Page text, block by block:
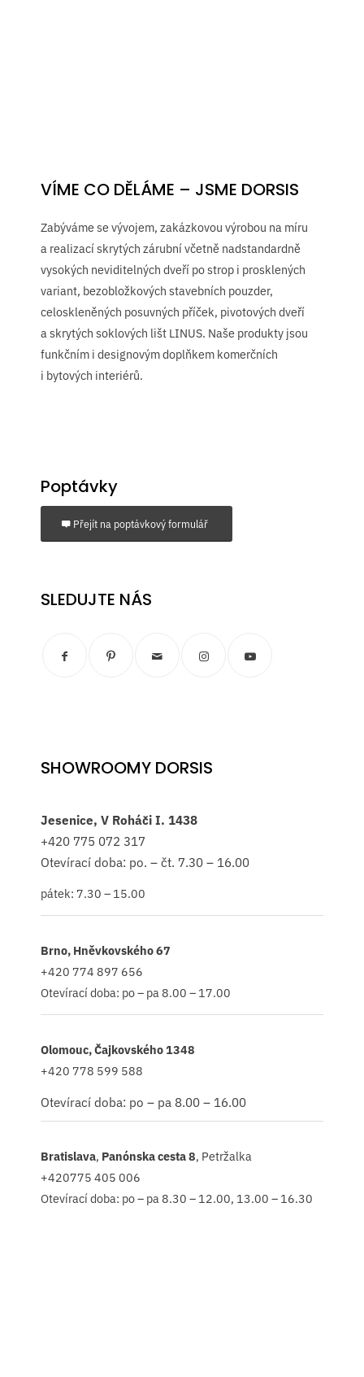
VÍME CO DĚLÁME – JSME DORSIS
Zabýváme se vývojem, zakázkovou výrobou na míru
a realizací skrytých zárubní včetně nadstandardně
vysokých neviditelných dveří po strop i prosklených
variant, bezobložkových stavebních pouzder,
celoskleněných posuvných příček, pivotových dveří
a skrytých soklových lišt LINUS. Naše produkty jsou
funkčním i designovým doplňkem komerčních
i bytových interiérů.
Poptávky
Přejít na poptávkový formulář
SLEDUJTE NÁS
SHOWROOMY DORSIS
Jesenice, V Roháči I. 1438
+420 775 072 317
Otevírací doba: po. – čt. 7.30 – 16.00
pátek: 7.30 – 15.00
Brno, Hněvkovského 67
+420 774 897 656
Otevírací doba: po – pa 8.00 – 17.00
Olomouc, Čajkovského 1348
+420 778 599 588
Otevírací doba: po – pa 8.00 – 16.00
Bratislava, Panónska cesta 8, Petržalka
+420775 405 006
Otevírací doba: po – pa 8.30 – 12.00, 13.00 – 16.30